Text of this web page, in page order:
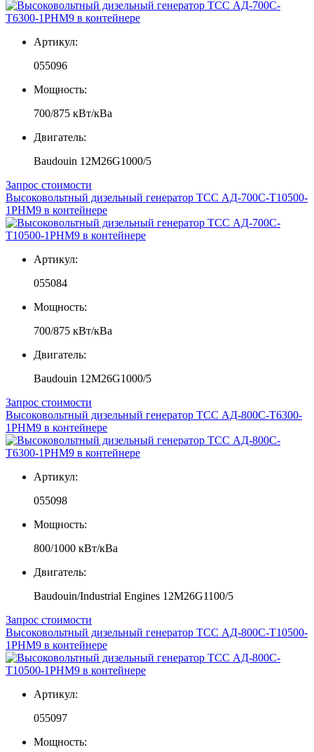
Артикул:
055096
Мощность:
700/875 кВт/кВа
Двигатель:
Baudouin 12M26G1000/5
Запрос стоимости
Высоковольтный дизельный генератор ТСС АД-700С-Т10500-
1РНМ9 в контейнере
Артикул:
055084
Мощность:
700/875 кВт/кВа
Двигатель:
Baudouin 12M26G1000/5
Запрос стоимости
Высоковольтный дизельный генератор ТСС АД-800С-Т6300-
1РНМ9 в контейнере
Артикул:
055098
Мощность:
800/1000 кВт/кВа
Двигатель:
Baudouin/Industrial Engines 12M26G1100/5
Запрос стоимости
Высоковольтный дизельный генератор ТСС АД-800С-Т10500-
1РНМ9 в контейнере
Артикул:
055097
Мощность: